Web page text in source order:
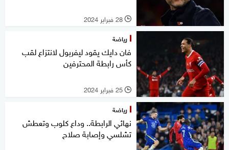
l 28 فبراير 2024
رياضة
فان دايك يقود ليفربول لانتزاع لقب
كأس رابطة المحترفين
l 25 فبراير 2024
رياضة
نهائي الرابطة.. وداع كلوب وتعطش
تشلسي وإصابة صلاح